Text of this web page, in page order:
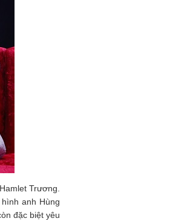
Trương.
anh Hùng
đặc biệt yêu